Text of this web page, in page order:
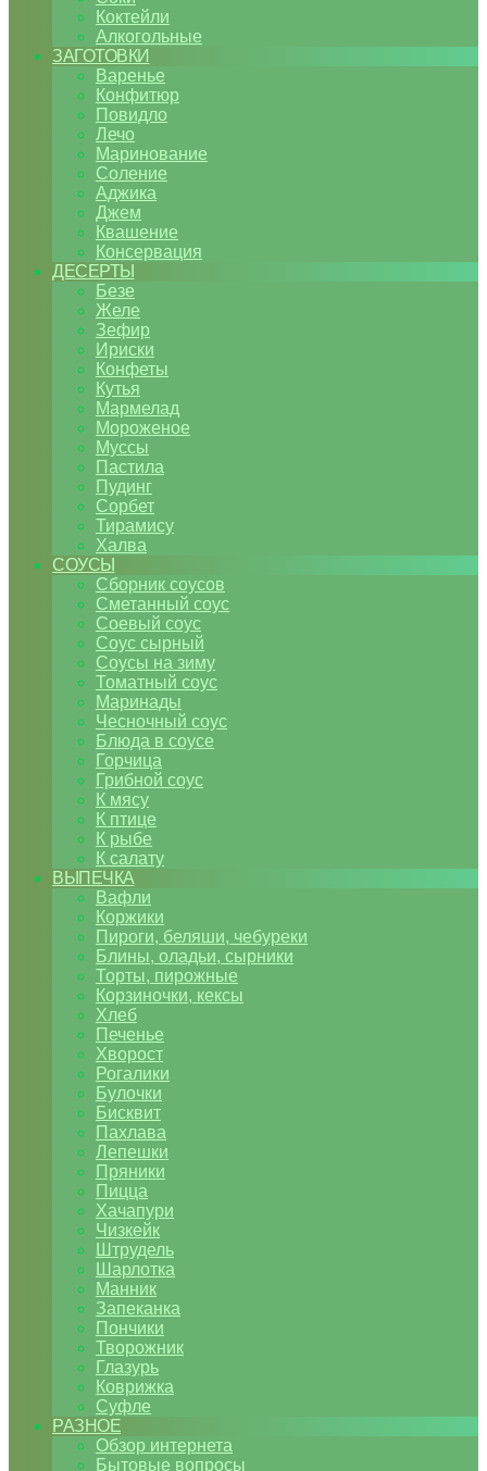
Коктейли
Алкогольные
ЗАГОТОВКИ
Варенье
Конфитюр
Повидло
Лечо
Маринование
Соление
Аджика
Джем
Квашение
Консервация
ДЕСЕРТЫ
Безе
Желе
Зефир
Ириски
Конфеты
Кутья
Мармелад
Мороженое
Муссы
Пастила
Пудинг
Сорбет
Тирамису
Халва
СОУСЫ
Сборник соусов
Сметанный соус
Соевый соус
Соус сырный
Соусы на зиму
Томатный соус
Маринады
Чесночный соус
Блюда в соусе
Горчица
Грибной соус
К мясу
К птице
К рыбе
К салату
ВЫПЕЧКА
Вафли
Коржики
Пироги, беляши, чебуреки
Блины, оладьи, сырники
Торты, пирожные
Корзиночки, кексы
Хлеб
Печенье
Хворост
Рогалики
Булочки
Бисквит
Пахлава
Лепешки
Пряники
Пицца
Хачапури
Чизкейк
Штрудель
Шарлотка
Манник
Запеканка
Пончики
Творожник
Глазурь
Коврижка
Суфле
РАЗНОЕ
Обзор интернета
Бытовые вопросы